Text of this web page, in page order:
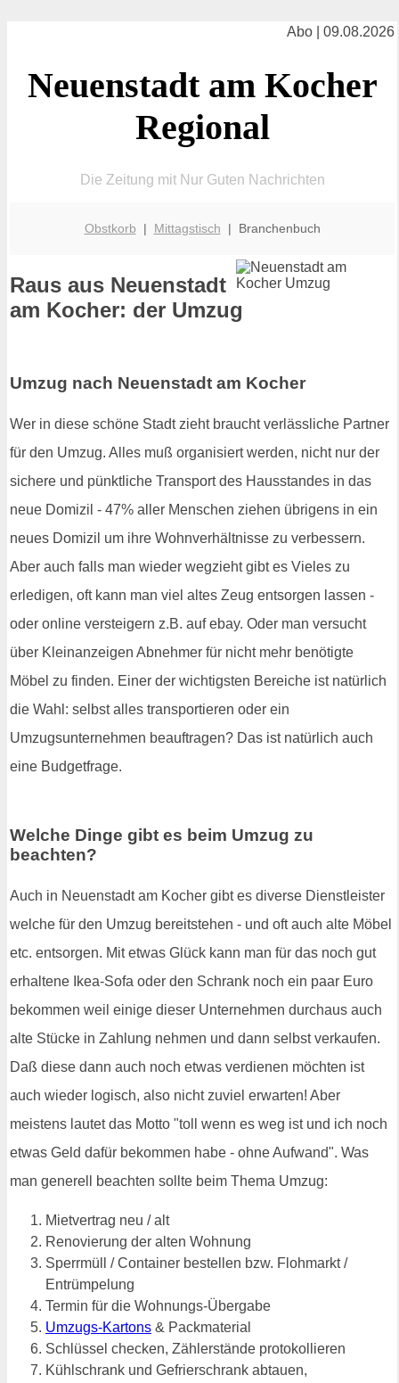
Abo | 09.08.2026
Neuenstadt am Kocher
Regional
Die Zeitung mit Nur Guten Nachrichten
Obstkorb | Mittagstisch | Branchenbuch
Raus aus Neuenstadt
am Kocher: der Umzug
Umzug nach Neuenstadt am Kocher
Wer in diese schöne Stadt zieht braucht verlässliche Partner
für den Umzug. Alles muß organisiert werden, nicht nur der
sichere und pünktliche Transport des Hausstandes in das
neue Domizil - 47% aller Menschen ziehen übrigens in ein
neues Domizil um ihre Wohnverhältnisse zu verbessern.
Aber auch falls man wieder wegzieht gibt es Vieles zu
erledigen, oft kann man viel altes Zeug entsorgen lassen -
oder online versteigern z.B. auf ebay. Oder man versucht
über Kleinanzeigen Abnehmer für nicht mehr benötigte
Möbel zu finden. Einer der wichtigsten Bereiche ist natürlich
die Wahl: selbst alles transportieren oder ein
Umzugsunternehmen beauftragen? Das ist natürlich auch
eine Budgetfrage.
Welche Dinge gibt es beim Umzug zu
beachten?
Auch in Neuenstadt am Kocher gibt es diverse Dienstleister
welche für den Umzug bereitstehen - und oft auch alte Möbel
etc. entsorgen. Mit etwas Glück kann man für das noch gut
erhaltene Ikea-Sofa oder den Schrank noch ein paar Euro
bekommen weil einige dieser Unternehmen durchaus auch
alte Stücke in Zahlung nehmen und dann selbst verkaufen.
Daß diese dann auch noch etwas verdienen möchten ist
auch wieder logisch, also nicht zuviel erwarten! Aber
meistens lautet das Motto "toll wenn es weg ist und ich noch
etwas Geld dafür bekommen habe - ohne Aufwand". Was
man generell beachten sollte beim Thema Umzug:
Mietvertrag neu / alt
Renovierung der alten Wohnung
Sperrmüll / Container bestellen bzw. Flohmarkt /
Entrümpelung
Termin für die Wohnungs-Übergabe
Umzugs-Kartons & Packmaterial
Schlüssel checken, Zählerstände protokollieren
Kühlschrank und Gefrierschrank abtauen,